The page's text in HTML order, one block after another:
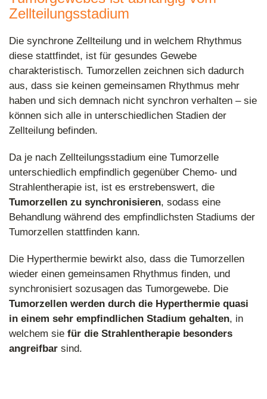
Zellteilungsstadium
Die synchrone Zellteilung und in welchem Rhythmus
diese stattfindet, ist für gesundes Gewebe
charakteristisch. Tumorzellen zeichnen sich dadurch
aus, dass sie keinen gemeinsamen Rhythmus mehr
haben und sich demnach nicht synchron verhalten – sie
können sich alle in unterschiedlichen Stadien der
Zellteilung befinden.
Da je nach Zellteilungsstadium eine Tumorzelle
unterschiedlich empfindlich gegenüber Chemo- und
Strahlentherapie ist, ist es erstrebenswert, die
Tumorzellen zu synchronisieren, sodass eine
Behandlung während des empfindlichsten Stadiums der
Tumorzellen stattfinden kann.
Die Hyperthermie bewirkt also, dass die Tumorzellen
wieder einen gemeinsamen Rhythmus finden, und
synchronisiert sozusagen das Tumorgewebe. Die
Tumorzellen werden durch die Hyperthermie quasi
in einem sehr empfindlichen Stadium gehalten, in
welchem sie für die Strahlentherapie besonders
angreifbar sind.